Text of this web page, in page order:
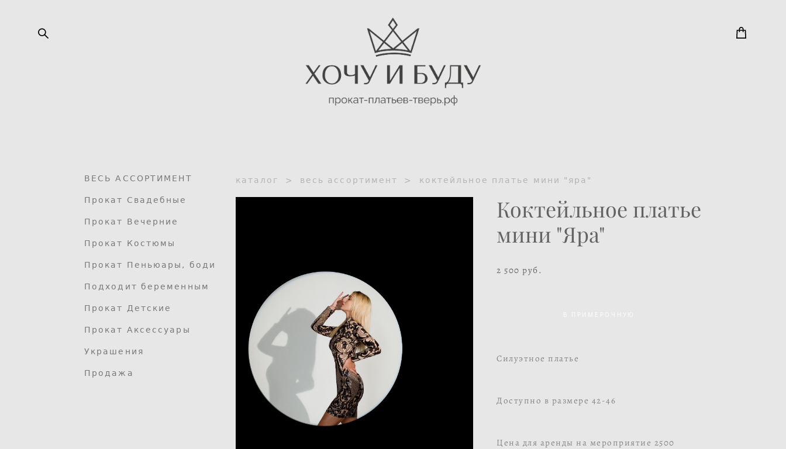
ВЕСЬ АССОРТИМЕНТ
Прокат Свадебные
Прокат Вечерние
Прокат Костюмы
Прокат Пеньюары, боди
Подходит беременным
Прокат Детские
Прокат Аксессуары
Украшения
Продажа
каталог > весь ассортимент > коктейльное платье мини "яра"
Коктейльное платье
мини "Яра"
2 500 pуб.
В ПРИМЕРОЧНУЮ
Силуэтное платье
Доступно в размере 42-46
Цена для аренды на мероприятие 2500